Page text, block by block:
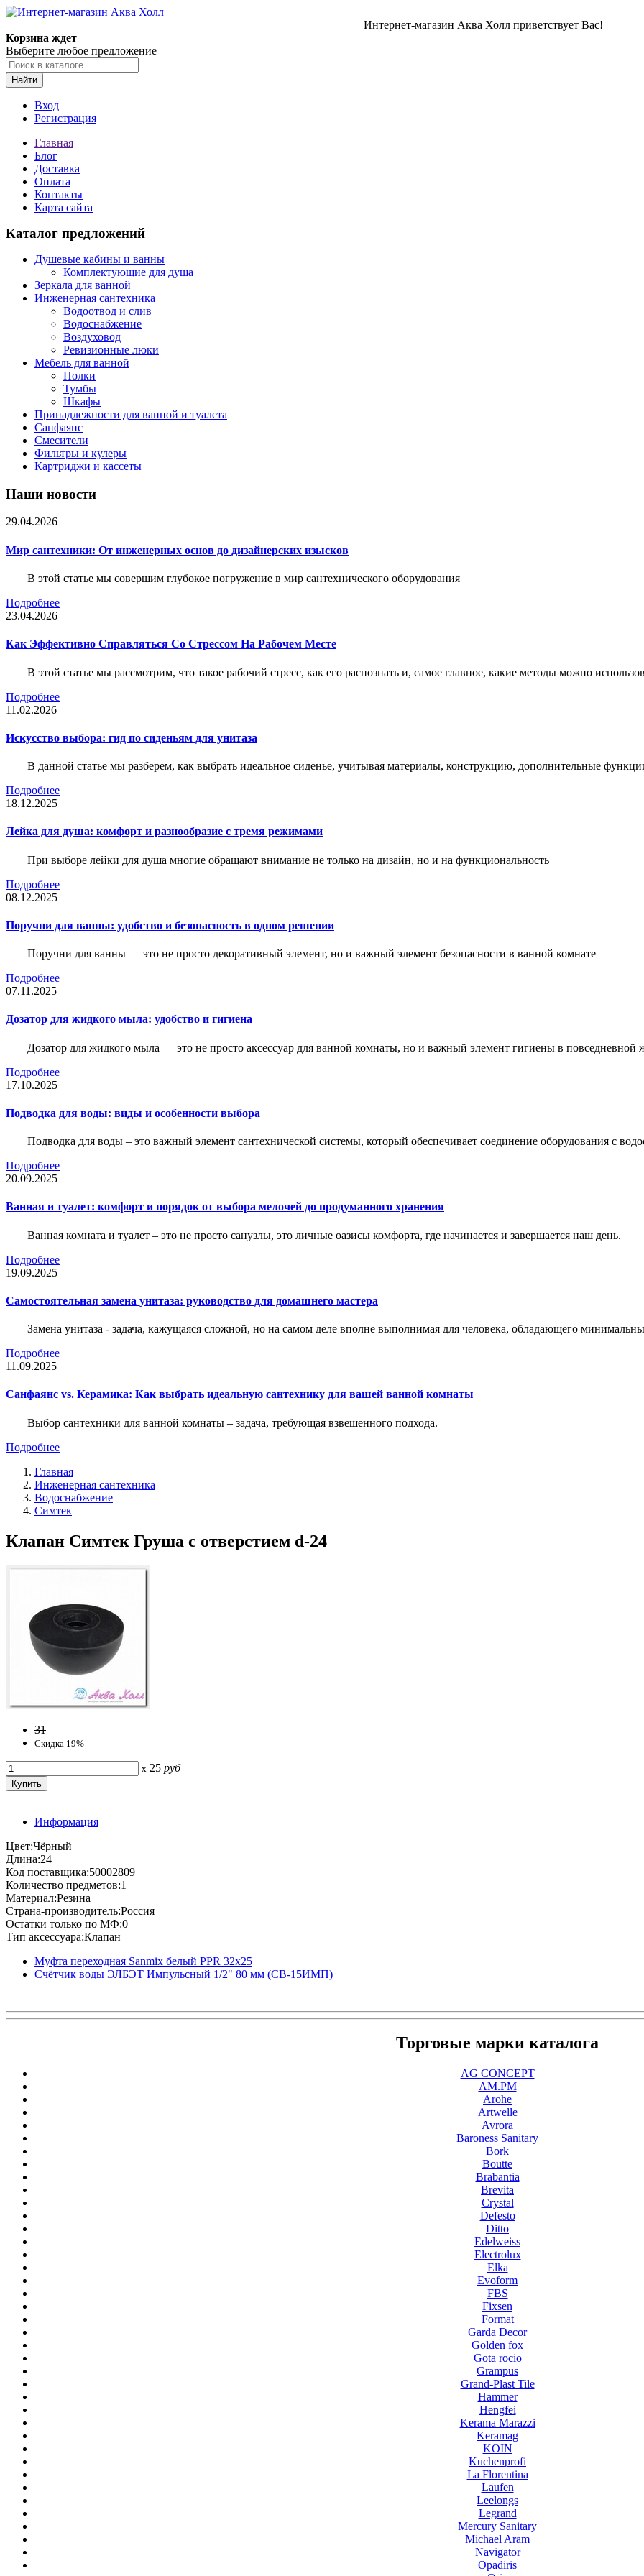
Интернет-магазин Аква Холл приветствует Вас!
Корзина ждет
Выберите любое предложение
Найти
Вход
Регистрация
Главная
Блог
Доставка
Оплата
Контакты
Карта сайта
Каталог предложений
Душевые кабины и ванны
Комплектующие для душа
Зеркала для ванной
Инженерная сантехника
Водоотвод и слив
Водоснабжение
Воздуховод
Ревизионные люки
Мебель для ванной
Полки
Тумбы
Шкафы
Принадлежности для ванной и туалета
Санфаянс
Смесители
Фильтры и кулеры
Картриджи и кассеты
Наши новости
29.04.2026
Мир сантехники: От инженерных основ до дизайнерских изысков
В этой статье мы совершим глубокое погружение в мир сантехнического оборудования
Подробнее
23.04.2026
Как Эффективно Справляться Со Стрессом На Рабочем Месте
В этой статье мы рассмотрим, что такое рабочий стресс, как его распознать и, самое главное, какие методы можно
Подробнее
11.02.2026
Искусство выбора: гид по сиденьям для унитаза
В данной статье мы разберем, как выбрать идеальное сиденье, учитывая материалы, конструкцию, дополнительные
Подробнее
18.12.2025
Лейка для душа: комфорт и разнообразие с тремя режимами
При выборе лейки для душа многие обращают внимание не только на дизайн, но и на функциональность
Подробнее
08.12.2025
Поручни для ванны: удобство и безопасность в одном решении
Поручни для ванны — это не просто декоративный элемент, но и важный элемент безопасности в ванной комнате
Подробнее
07.11.2025
Дозатор для жидкого мыла: удобство и гигиена
Дозатор для жидкого мыла — это не просто аксессуар для ванной комнаты, но и важный элемент гигиены в повседневной
Подробнее
17.10.2025
Подводка для воды: виды и особенности выбора
Подводка для воды – это важный элемент сантехнической системы, который обеспечивает соединение оборудования с
Подробнее
20.09.2025
Ванная и туалет: комфорт и порядок от выбора мелочей до продуманного хранения
Ванная комната и туалет – это не просто санузлы, это личные оазисы комфорта, где начинается и завершается наш день.
Подробнее
19.09.2025
Самостоятельная замена унитаза: руководство для домашнего мастера
Замена унитаза - задача, кажущаяся сложной, но на самом деле вполне выполнимая для человека, обладающего
Подробнее
11.09.2025
Санфаянс vs. Керамика: Как выбрать идеальную сантехнику для вашей ванной комнаты
Выбор сантехники для ванной комнаты – задача, требующая взвешенного подхода.
Подробнее
Главная
Инженерная сантехника
Водоснабжение
Симтек
Клапан Симтек Груша с отверстием d-24
31
Скидка 19%
x 25 руб
Информация
Цвет:Чёрный
Длина:24
Код поставщика:50002809
Количество предметов:1
Материал:Резина
Страна-производитель:Россия
Остатки только по МФ:0
Тип аксессуара:Клапан
Муфта переходная Sanmix белый PPR 32x25
Счётчик воды ЭЛБЭТ Импульсный 1/2" 80 мм (СВ-15ИМП)
Торговые марки каталога
AG CONCEPT
AM.PM
Arohe
Artwelle
Avrora
Baroness Sanitary
Bork
Boutte
Brabantia
Brevita
Crystal
Defesto
Ditto
Edelweiss
Electrolux
Elka
Evoform
FBS
Fixsen
Format
Garda Decor
Golden fox
Gota rocio
Grampus
Grand-Plast Tile
Hammer
Hengfei
Kerama Marazzi
Keramag
KOIN
Kuchenprofi
La Florentina
Laufen
Leelongs
Legrand
Mercury Sanitary
Michael Aram
Navigator
Opadiris